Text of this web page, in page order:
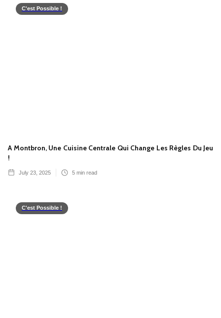
C'est Possible !
A Montbron, Une Cuisine Centrale Qui Change Les Règles Du Jeu
!
July 23, 2025 5 min read
C'est Possible !